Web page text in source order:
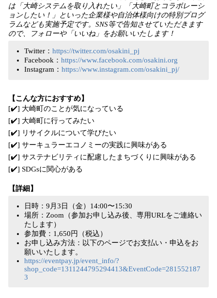
は「大崎システムを取り入れたい」「大崎町とコラボレーシ
ョンしたい！」といった企業様や自治体様向けの特別プログ
ラムなども実施予定です。SNS等で告知させていただきます
ので、フォローや「いいね」をお願いいたします！
Twitter： https://twitter.com/osakini_pj
Facebook： https://www.facebook.com/osakini.org
Instagram： https://www.instagram.com/osakini_pj/
【こんな方におすすめ】
[✔️] 大崎町のことが気になっている
[✔️] 大崎町に行ってみたい
[✔️] リサイクルについて学びたい
[✔️] サーキュラーエコノミーの実践に興味がある
[✔️] サステナビリティに配慮したまちづくりに興味がある
[✔️] SDGsに関心がある
【詳細】
日時：9月3日（金）14:00〜15:30
場所：Zoom（参加お申し込み後、専用URLをご連絡い
たします）
参加費：1,650円（税込）
お申し込み方法：以下のページでお支払い・申込をお
願いいたします。
https://eventpay.jp/event_info/?
shop_code=1311244795294413&EventCode=281552187
3